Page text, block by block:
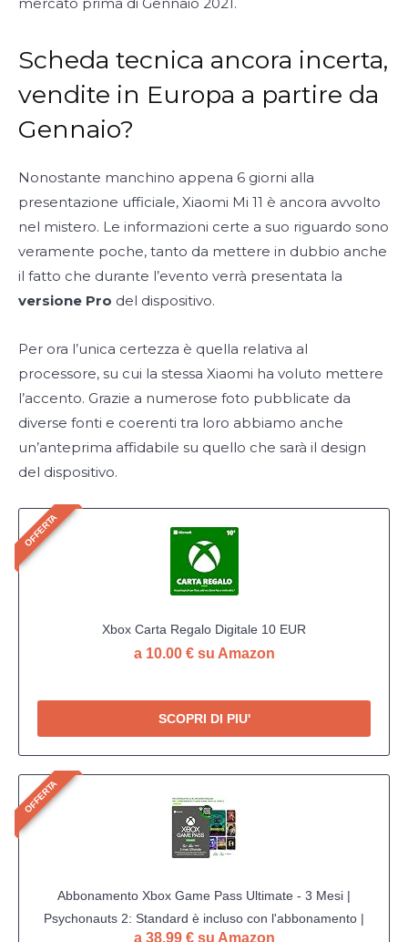
Scheda tecnica ancora incerta,
vendite in Europa a partire da
Gennaio?
Nonostante manchino appena 6 giorni alla
presentazione ufficiale, Xiaomi Mi 11 è ancora avvolto
nel mistero. Le informazioni certe a suo riguardo sono
veramente poche, tanto da mettere in dubbio anche
il fatto che durante l’evento verrà presentata la
versione Pro del dispositivo.
Per ora l’unica certezza è quella relativa al
processore, su cui la stessa Xiaomi ha voluto mettere
l’accento. Grazie a numerose foto pubblicate da
diverse fonti e coerenti tra loro abbiamo anche
un’anteprima affidabile su quello che sarà il design
del dispositivo.
OFFERTA
Xbox Carta Regalo Digitale 10 EUR
a 10.00 € su Amazon
SCOPRI DI PIU'
OFFERTA
Abbonamento Xbox Game Pass Ultimate - 3 Mesi |
Psychonauts 2: Standard è incluso con l'abbonamento |
a 38.99 € su Amazon